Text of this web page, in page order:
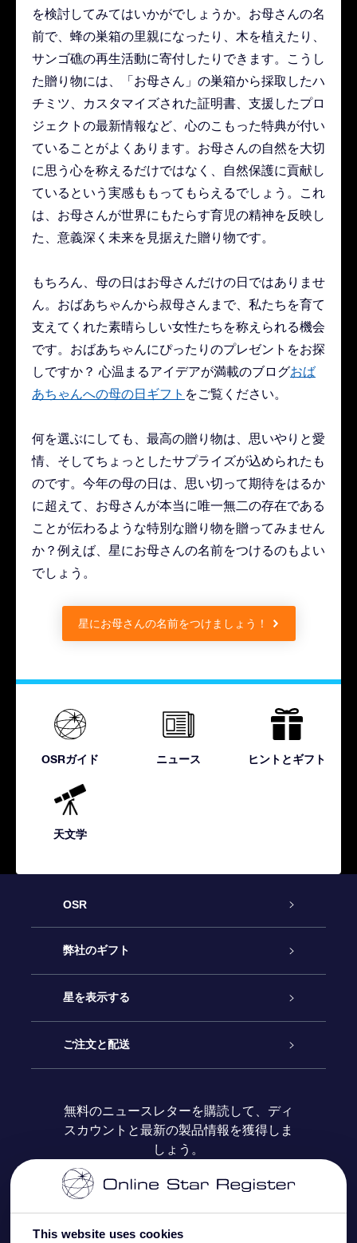
This website uses cookies
を検討してみてはいかがでしょうか。お母さんの名
前で、蜂の巣箱の里親になったり、木を植えたり、
サンゴ礁の再生活動に寄付したりできます。こうし
た贈り物には、「お母さん」の巣箱から採取したハ
チミツ、カスタマイズされた証明書、支援したプロ
ジェクトの最新情報など、心のこもった特典が付い
ていることがよくあります。お母さんの自然を大切
に思う心を称えるだけではなく、自然保護に貢献し
ているという実感ももってもらえるでしょう。これ
は、お母さんが世界にもたらす育児の精神を反映し
た、意義深く未来を見据えた贈り物です。
もちろん、母の日はお母さんだけの日ではありませ
ん。おばあちゃんから叔母さんまで、私たちを育て
支えてくれた素晴らしい女性たちを称えられる機会
です。おばあちゃんにぴったりのプレゼントをお探
しですか？ 心温まるアイデアが満載のブログおば
あちゃんへの母の日ギフト をご覧ください。
何を選ぶにしても、最高の贈り物は、思いやりと愛
情、そしてちょっとしたサプライズが込められたも
のです。今年の母の日は、思い切って期待をはるか
に超えて、お母さんが本当に唯一無二の存在である
ことが伝わるような特別な贈り物を贈ってみません
か？例えば、星にお母さんの名前をつけるのもよい
でしょう。
星にお母さんの名前をつけましょう！
OSRガイド ニュース ヒントとギフト
天文学
OSR
カスタマーサービス
お問い合わせ
ブログ
レビュー
弊社のギフト
Online Starギフト
OSRギフトパック
OSR ギフトカード
法人ギフト
星を表示する
星の登録
カスタマイズされたStar Page
One Million Stars
OSR Starsaver
ご注文と配送
お支払いに関する情報
配送に関する情報
返品ポリシ
無料のニュースレターを購読して、ディ
スカウントと最新の製品情報を獲得しま
しょう。